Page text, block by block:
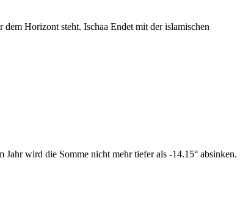
Horizont steht. Ischaa Endet mit der islamischen
wird die Somme nicht mehr tiefer als -14.15° absinken.